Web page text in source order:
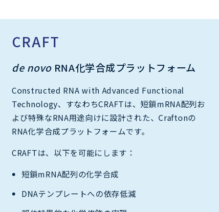
CRAFT
de novoRNA化学合成プラットフォーム
Constructed RNA with Advanced Functional
Technology、すなわちCRAFTは、短鎖mRNA配列お
よび特殊なRNA用途向けに設計された、Craftonの
RNA化学合成プラットフォームです。
CRAFTは、以下を可能にします：
短鎖mRNA配列の化学合成
DNAテンプレートへの依存低減